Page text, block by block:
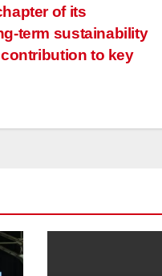
of its
term sustainability
to key